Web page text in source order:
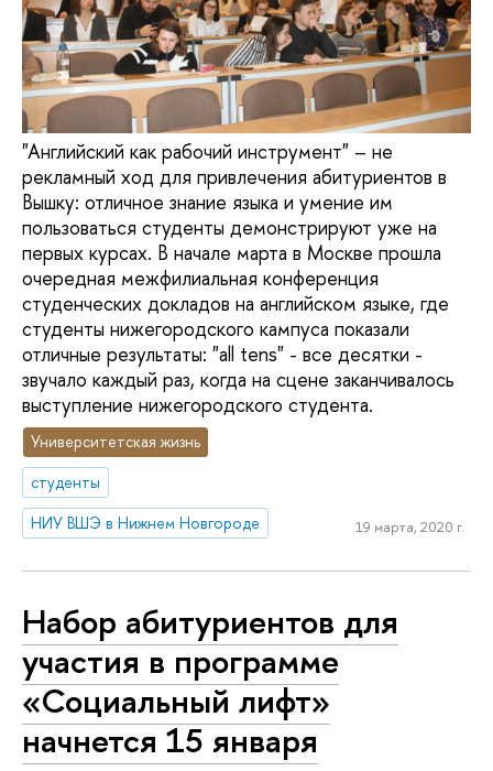
"Английский как рабочий инструмент" – не
рекламный ход для привлечения абитуриентов в
Вышку: отличное знание языка и умение им
пользоваться студенты демонстрируют уже на
первых курсах. В начале марта в Москве прошла
очередная межфилиальная конференция
студенческих докладов на английском языке, где
студенты нижегородского кампуса показали
отличные результаты: "all tens" - все десятки -
звучало каждый раз, когда на сцене заканчивалось
выступление нижегородского студента.
Университетская жизнь
студенты
НИУ ВШЭ в Нижнем Новгороде
19 марта, 2020 г.
Набор абитуриентов для
участия в программе
«Социальный лифт»
начнется 15 января